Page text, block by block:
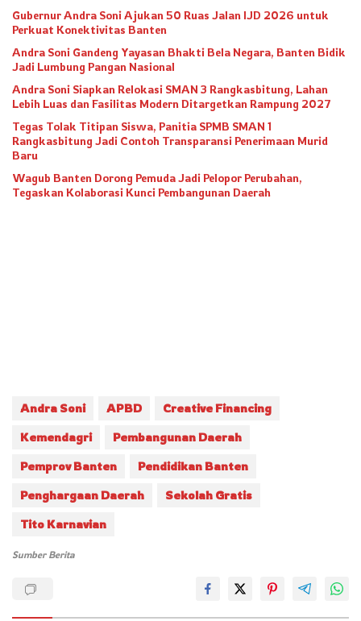
Gubernur Andra Soni Ajukan 50 Ruas Jalan IJD 2026 untuk
Perkuat Konektivitas Banten
Andra Soni Gandeng Yayasan Bhakti Bela Negara, Banten Bidik
Jadi Lumbung Pangan Nasional
Andra Soni Siapkan Relokasi SMAN 3 Rangkasbitung, Lahan
Lebih Luas dan Fasilitas Modern Ditargetkan Rampung 2027
Tegas Tolak Titipan Siswa, Panitia SPMB SMAN 1
Rangkasbitung Jadi Contoh Transparansi Penerimaan Murid
Baru
Wagub Banten Dorong Pemuda Jadi Pelopor Perubahan,
Tegaskan Kolaborasi Kunci Pembangunan Daerah
Andra Soni APBD Creative Financing
Kemendagri Pembangunan Daerah
Pemprov Banten Pendidikan Banten
Penghargaan Daerah Sekolah Gratis
Tito Karnavian
Sumber Berita